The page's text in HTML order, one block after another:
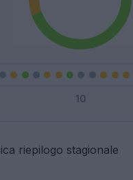
riepilogo stagionale